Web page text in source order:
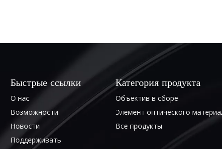
Быстрые ссылки
О нас
Возможности
Новости
Поддерживать
Категория продукта
Объектив в сборе
Элемент оптического
Все продукты